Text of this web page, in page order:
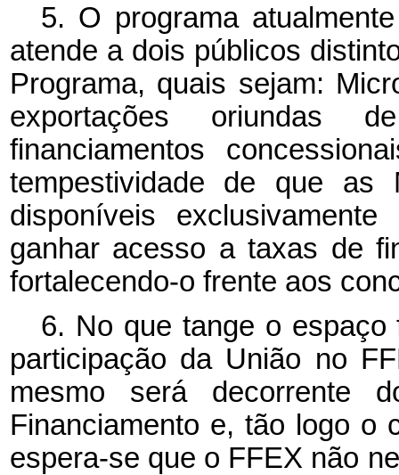
5. O programa
atende a dois públicos
Programa, quais sejam:
exportações oriundas
financiamentos
tempestividade de que as
disponíveis
ganhar acesso a taxas de
fortalecendo-o frente aos
6. No que tange o
participação da União no
mesmo será decorrente
Financiamento e, tão logo o
espera-se que o FFEX não